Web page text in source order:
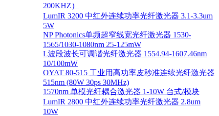
200KHZ）
LumIR 3200 中红外连续功率光纤激光器 3.1-3.3um
5W
NP Photonics单频超窄线宽光纤激光器 1530-
1565/1030-1080nm 25-125mW
L波段波长可调谐光纤激光器 1554.94-1607.46nm
10/100mW
OYAT 80-515 工业用高功率皮秒准连续光纤激光器
515nm (80W 30ps 30MHz)
1570nm 单模光纤耦合激光器 1-10W 台式/模块
LumIR 2800 中红外连续功率光纤激光器 2.8um
10W